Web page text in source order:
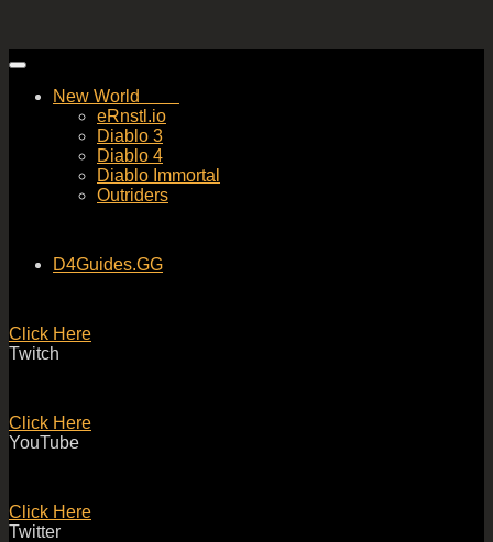
Skip
contentNew World
eRnstl.io
Diablo 3
Diablo 4
Diablo Immortal
Outriders
D4Guides.GG
Click Here
Twitch
Click Here
YouTube
Click Here
Twitter